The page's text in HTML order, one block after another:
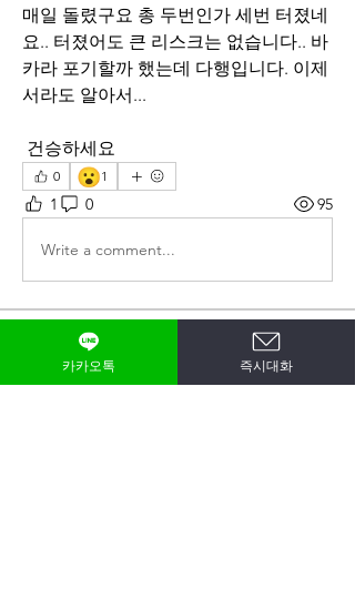
매일 돌렸구요 총 두번인가 세번 터졌네
요.. 터졌어도 큰 리스크는 없습니다.. 바
카라 포기할까 했는데 다행입니다. 이제
서라도 알아서...
건승하세요
0 😮1
1 0 95
Write a comment...
자신의 수익을 공유하는 공간입니다
카카오톡 즉시대화